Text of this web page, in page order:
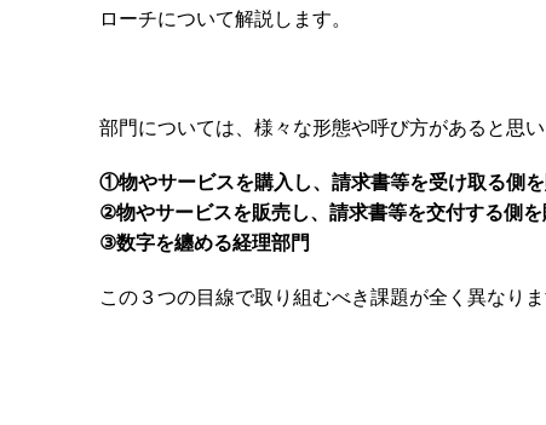
ローチについて解説します。
部門については、様々な形態や呼び方があると思
①物やサービスを購入し、請求書等を受け取る側を
②物やサービスを販売し、請求書等を交付する側を
③数字を纏める経理部門
この３つの目線で取り組むべき課題が全く異なり